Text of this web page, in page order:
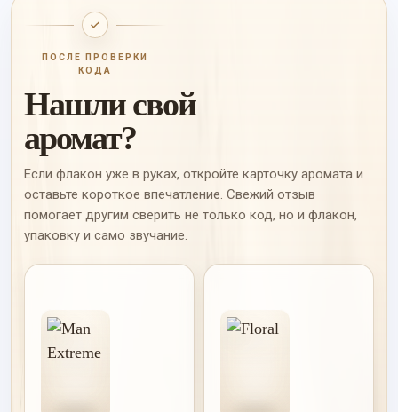
ПОСЛЕ ПРОВЕРКИ
КОДА
Нашли свой
аромат?
Если флакон уже в руках, откройте карточку аромата и
оставьте короткое впечатление. Свежий отзыв
помогает другим сверить не только код, но и флакон,
упаковку и само звучание.